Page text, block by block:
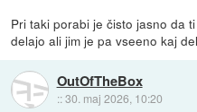
Pri taki porabi je čisto jasno da
delajo ali jim je pa vseeno kaj
OutOfTheBox
::30. maj 2026, 10:20